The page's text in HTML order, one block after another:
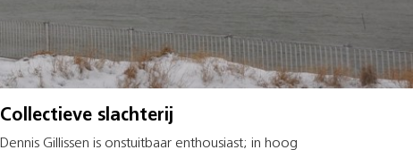
Collectieve slachterij
Dennis Gillissen is onstuitbaar enthousiast; in hoog